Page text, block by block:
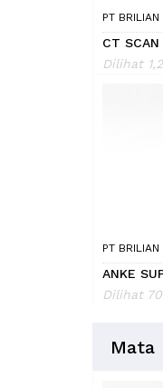
PT
CT SCAN
Dilihat
PT
ANKE
Dilihat
Mata